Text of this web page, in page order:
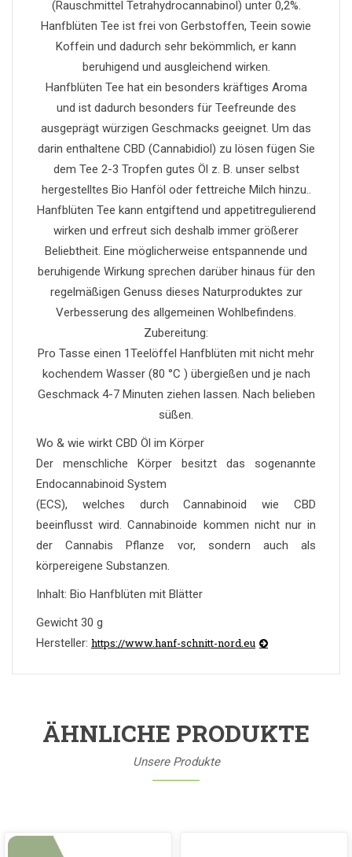
(Rauschmittel Tetrahydrocannabinol) unter 0,2%.
Hanfblüten Tee ist frei von Gerbstoffen, Teein sowie
Koffein und dadurch sehr bekömmlich, er kann
beruhigend und ausgleichend wirken.
Hanfblüten Tee hat ein besonders kräftiges Aroma
und ist dadurch besonders für Teefreunde des
ausgeprägt würzigen Geschmacks geeignet. Um das
darin enthaltene CBD (Cannabidiol) zu lösen fügen Sie
dem Tee 2-3 Tropfen gutes Öl z. B. unser selbst
hergestelltes Bio Hanföl oder fettreiche Milch hinzu..
Hanfblüten Tee kann entgiftend und appetitregulierend
wirken und erfreut sich deshalb immer größerer
Beliebtheit. Eine möglicherweise entspannende und
beruhigende Wirkung sprechen darüber hinaus für den
regelmäßigen Genuss dieses Naturproduktes zur
Verbesserung des allgemeinen Wohlbefindens.
Zubereitung:
Pro Tasse einen 1Teelöffel Hanfblüten mit nicht mehr
kochendem Wasser (80 °C ) übergießen und je nach
Geschmack 4-7 Minuten ziehen lassen. Nach belieben
süßen.
Wo & wie wirkt CBD Öl im Körper
Der menschliche Körper besitzt das sogenannte
Endocannabinoid System
(ECS), welches durch Cannabinoid wie CBD
beeinflusst wird. Cannabinoide kommen nicht nur in
der Cannabis Pflanze vor, sondern auch als
körpereigene Substanzen.
Inhalt: Bio Hanfblüten mit Blätter
Gewicht 30 g
Hersteller: https://www.hanf-schnitt-nord.eu
ÄHNLICHE PRODUKTE
Unsere Produkte